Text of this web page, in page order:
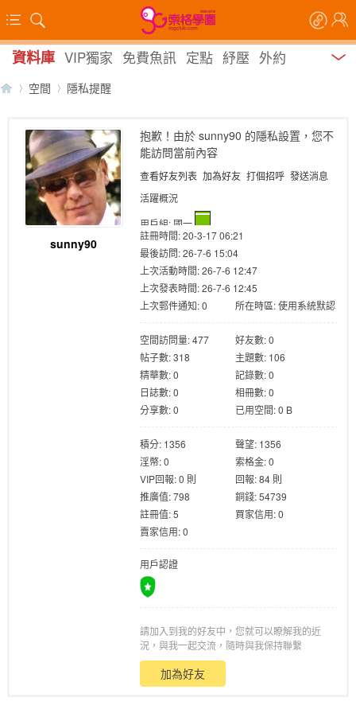
資料庫 VIP獨家 免費魚訊 定點 紓壓 外約
空間
›
隱私提醒
sunny90
抱歉！由於 sunny90 的隱私設置，您不
能訪問當前內容
查看好友列表 加為好友 打個招呼 發送消息
活躍概況
用戶組: 國一
註冊時間: 20-3-17 06:21
最後訪問: 26-7-6 15:04
上次活動時間: 26-7-6 12:47
上次發表時間: 26-7-6 12:45
上次郵件通知: 0
所在時區: 使用系統默認
空間訪問量: 477
好友數: 0
帖子數: 318
主題數: 106
精華數: 0
記錄數: 0
日誌數: 0
相冊數: 0
分享數: 0
已用空間: 0 B
積分: 1356
聲望: 1356
淫幣: 0
索格金: 0
VIP回報: 0 則
回報: 84 則
推廣值: 798
銅錢: 54739
註冊值: 5
買家信用: 0
賣家信用: 0
用戶認證
請加入到我的好友中，您就可以瞭解我的近
況，與我一起交流，隨時與我保持聯繫
加為好友